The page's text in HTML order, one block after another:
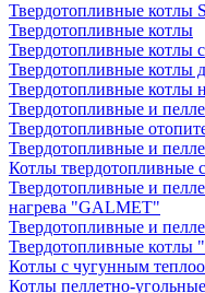
Твердотопливные котлы
Твердотопливные котлы
Твердотопливные котлы
Твердотопливные котлы
Твердотопливные котлы
Твердотопливные и
Твердотопливные
Твердотопливные и
Котлы
Твердотопливные и
нагрева "GALMET"
Твердотопливные и
Твердотопливные котлы
Котлы с чугунным
Котлы пеллетно-